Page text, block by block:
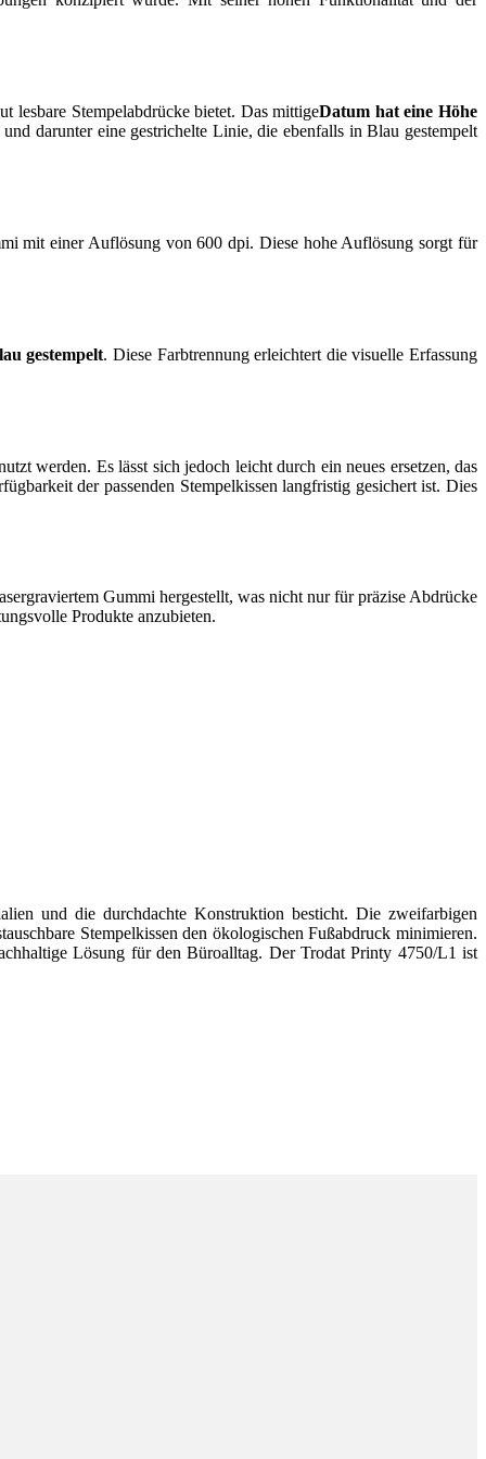
lesbare Stempelabdrücke bietet. Das mittigeDatum hat eine Höhe
darunter eine gestrichelte Linie, die ebenfalls in Blau gestempelt
mit einer Auflösung von 600 dpi. Diese hohe Auflösung sorgt für
gestempelt. Diese Farbtrennung erleichtert die visuelle Erfassung
werden. Es lässt sich jedoch leicht durch ein neues ersetzen, das
der passenden Stempelkissen langfristig gesichert ist. Dies
Gummi hergestellt, was nicht nur für präzise Abdrücke
Produkte anzubieten.
und die durchdachte Konstruktion besticht. Die zweifarbigen
Stempelkissen den ökologischen Fußabdruck minimieren.
Lösung für den Büroalltag. Der Trodat Printy 4750/L1 ist